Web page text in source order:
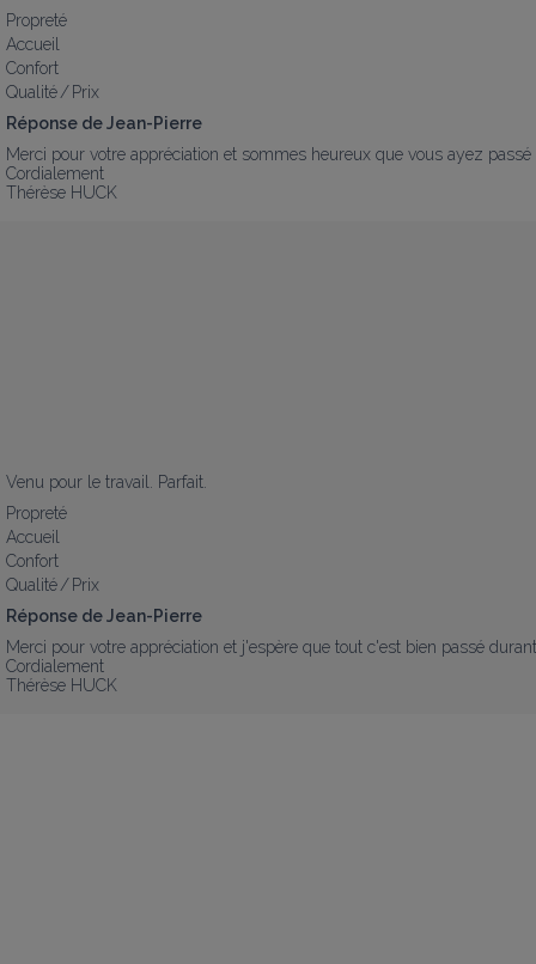
Propreté
Accueil
Confort
Qualité / Prix
Réponse de Jean-Pierre
Merci pour votre appréciation et sommes heureux que vous ayez
Cordialement
Thérèse HUCK
Venu pour le travail. Parfait.
Propreté
Accueil
Confort
Qualité / Prix
Réponse de Jean-Pierre
Merci pour votre appréciation et j'espère que tout c'est bien passé
Cordialement
Thérèse HUCK